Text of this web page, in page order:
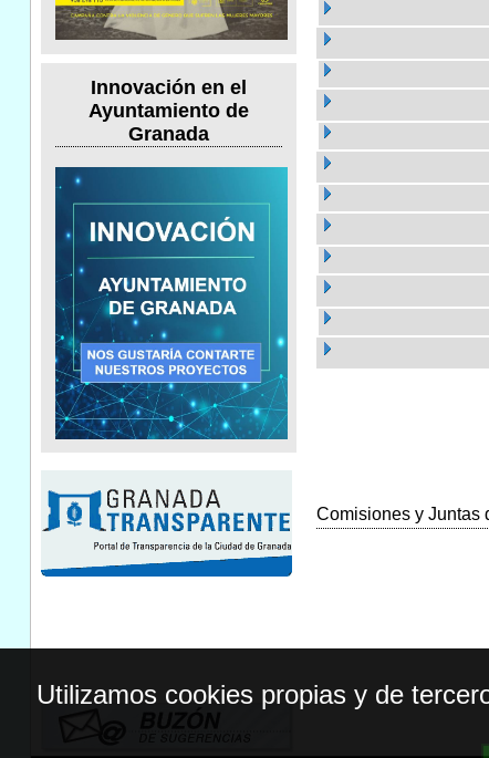
Innovación en el
Ayuntamiento de
Granada
Comisiones y Juntas
Utilizamos cookies propias y de